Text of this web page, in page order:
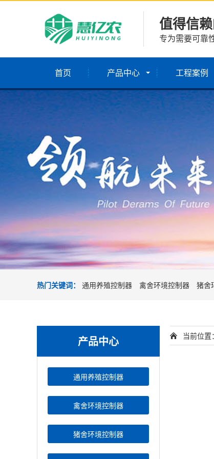
值得信
专为需要可靠
首页 产品中心 工程案例
热门关键词： 通用养殖控制器 禽舍环境控制器 猪舍
产品中心
通用养殖控制器
禽舍环境控制器
猪舍环境控制器
当前位置：